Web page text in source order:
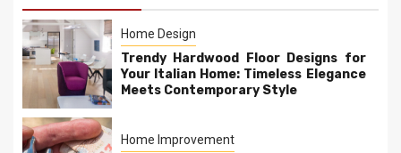
Home Design
Trendy Hardwood Floor Designs for
Your Italian Home: Timeless Elegance
Meets Contemporary Style
Home Improvement